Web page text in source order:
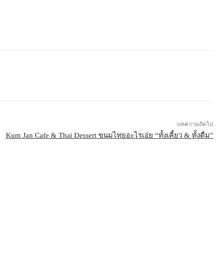
บทความถัดไป
Kum Jan Cafe & Thai Dessert ขนมไทยอะไรเอ่ย “ทั้งเคี้ยว & ทั้งดื่ม”